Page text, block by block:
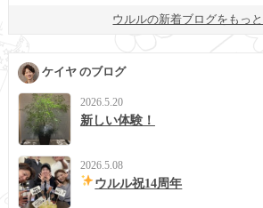
ウルルの新着ブログをもっ
ケイヤ のブログ
2026.5.20
新しい体験！
2026.5.08
ウルル祝14周年